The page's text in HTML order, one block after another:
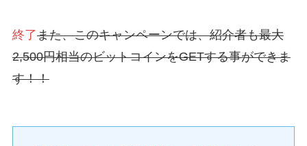
終了また、このキャンペーンでは、紹介者も最大
2,500円相当のビットコインをGETする事ができま
す！！